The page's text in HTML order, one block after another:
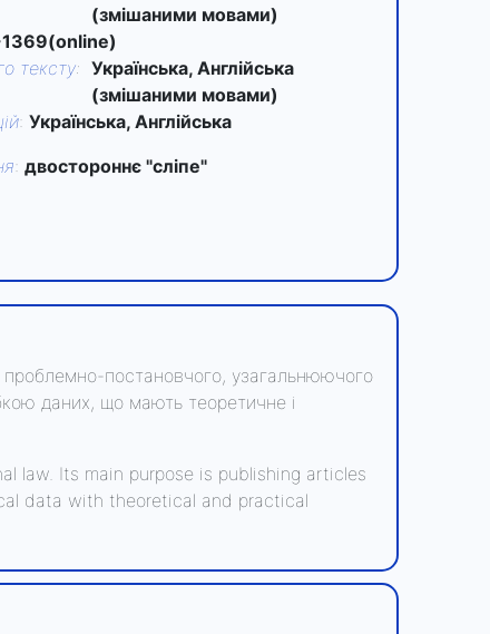
(змішаними мовами)
тексту: Українська, Англійська
(змішаними мовами)
: Українська, Англійська
: двостороннє "сліпе"
постановчого, узагальнюючого
даних, що мають теоретичне і
law. Its main purpose is publishing articles
data with theoretical and practical